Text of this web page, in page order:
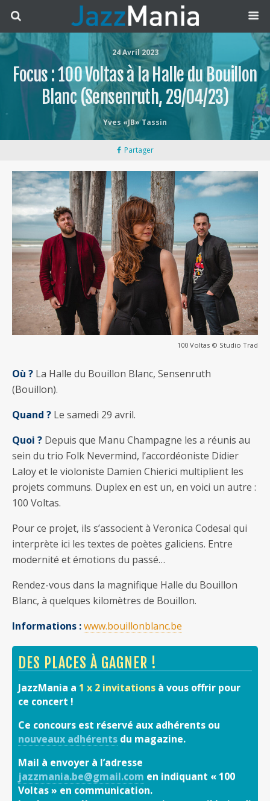
24 Avril 2023
Focus : 100 Voltas à la Halle du Bouillon
Blanc (Sensenruth, 29/04/23)
Yves «JB» Tassin
Partager
100 Voltas © Studio Trad
Où ? La Halle du Bouillon Blanc, Sensenruth
(Bouillon).
Quand ? Le samedi 29 avril.
Quoi ? Depuis que Manu Champagne les a réunis au
sein du trio Folk Nevermind, l’accordéoniste Didier
Laloy et le violoniste Damien Chierici multiplient les
projets communs. Duplex en est un, en voici un autre :
100 Voltas.
Pour ce projet, ils s’associent à Veronica Codesal qui
interprète ici les textes de poètes galiciens. Entre
modernité et émotions du passé…
Rendez-vous dans la magnifique Halle du Bouillon
Blanc, à quelques kilomètres de Bouillon.
Informations :www.bouillonblanc.be
DES PLACES À GAGNER !
JazzMania a 1 x 2 invitations à vous offrir pour
ce concert !
Ce concours est réservé aux adhérents ou
nouveaux adhérents du magazine.
Mail à envoyer à l’adresse
jazzmania.be@gmail.com en indiquant « 100
Voltas » en communication.